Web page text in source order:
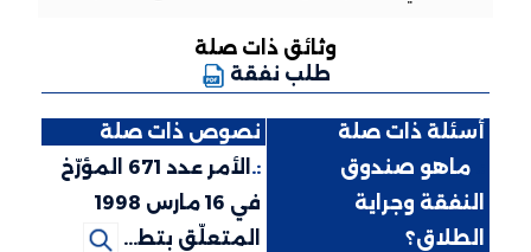
وثائق ذات صلة
طلب نفقة
أسئلة ذات صلة
نصوص ذات صلة
ماهو صندوق
النفقة وجراية
الطلاق؟
الأمر عدد 671 المؤرّخ
في 16 مارس 1998
المتعلّق بتط...